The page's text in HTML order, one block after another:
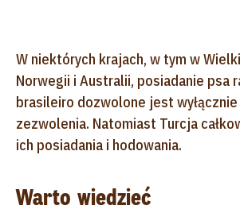
W niektórych krajach, w tym w
Norwegii i Australii, posiadanie psa
brasileiro dozwolone jest wyłącznie
zezwolenia. Natomiast Turcja
ich posiadania i hodowania.
Warto wiedzieć